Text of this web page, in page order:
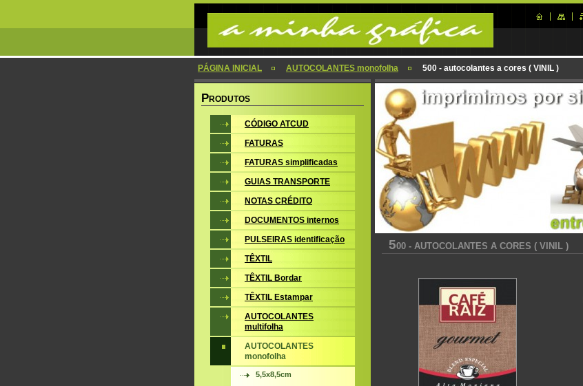
PÁGINA INICIAL AUTOCOLANTES monofolha 500 - autocolantes a cores ( VINIL )
500 - AUTOCOLANTES A CORES ( VINIL )
PRODUTOS
CÓDIGO ATCUD
FATURAS
FATURAS simplificadas
GUIAS TRANSPORTE
NOTAS CRÉDITO
DOCUMENTOS internos
PULSEIRAS identificação
TÊXTIL
TÊXTIL Bordar
TÊXTIL Estampar
AUTOCOLANTES
multifolha
AUTOCOLANTES
monofolha
5,5x8,5cm